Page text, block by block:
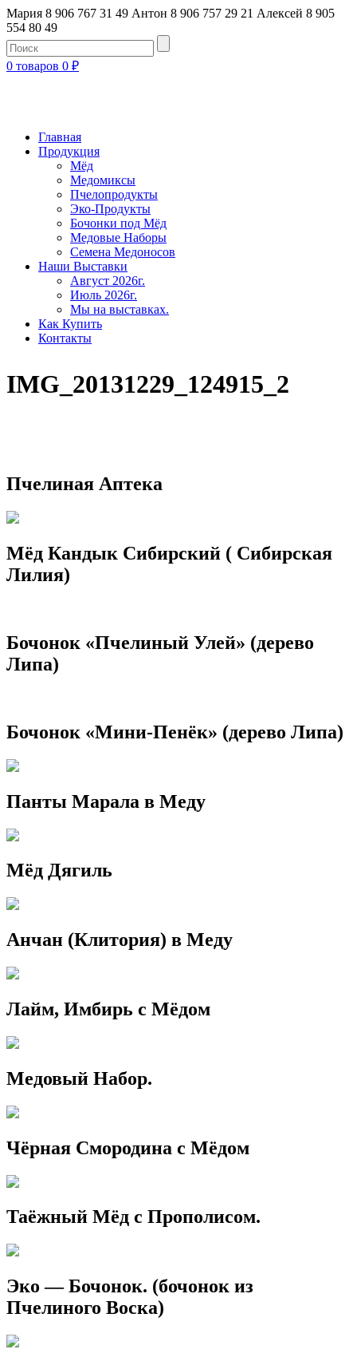
Мария 8 906 767 31 49 Антон 8 906 757 29 21 Алексей 8 905
554 80 49
0 товаров 0 ₽
Главная
Продукция
Мёд
Медомиксы
Пчелопродукты
Эко-Продукты
Бочонки под Мёд
Медовые Наборы
Семена Медоносов
Наши Выставки
Август 2026г.
Июль 2026г.
Мы на выставках.
Как Купить
Контакты
IMG_20131229_124915_2
Пчелиная Аптека
Мёд Кандык Сибирский ( Сибирская
Лилия)
Бочонок «Пчелиный Улей» (дерево
Липа)
Бочонок «Мини-Пенёк» (дерево Липа)
Панты Марала в Меду
Мёд Дягиль
Анчан (Клитория) в Меду
Лайм, Имбирь с Мёдом
Медовый Набор.
Чёрная Смородина с Мёдом
Таёжный Мёд с Прополисом.
Эко — Бочонок. (бочонок из
Пчелиного Воска)